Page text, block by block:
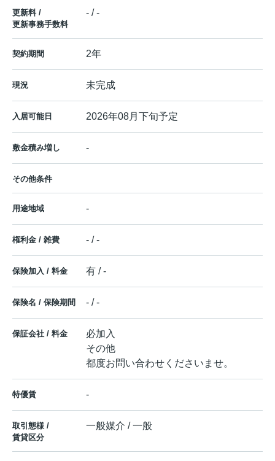
更新料 /
更新事務手数料
- / -
契約期間 2年
現況 未完成
入居可能日 2026年08月下旬予定
敷金積み増し -
その他条件
用途地域 -
権利金 / 雑費 - / -
保険加入 / 料金 有 / -
保険名 / 保険期間 - / -
保証会社 / 料金
必加入
その他
都度お問い合わせくださいませ。
特優賃 -
取引態様 /
賃貸区分
一般媒介 / 一般